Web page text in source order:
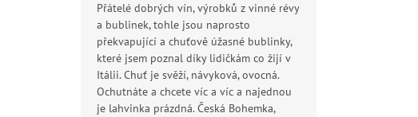
Přátelé dobrých vín, výrobků z vinné révy
a bublinek, tohle jsou naprosto
překvapující a chuťově úžasné bublinky,
které jsem poznal díky lidičkám co žijí v
Itálii. Chuť je svěží, návyková, ovocná.
Ochutnáte a chcete víc a víc a najednou
je lahvinka prázdná. Česká Bohemka,